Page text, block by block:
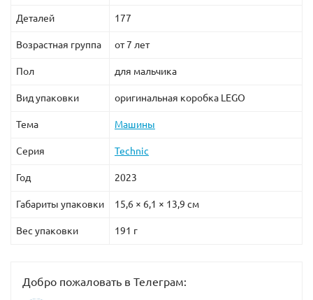
Деталей 177
Возрастная группа от 7 лет
Пол для мальчика
Вид упаковки оригинальная коробка LEGO
Тема Машины
Серия Technic
Год 2023
Габариты упаковки 15,6 × 6,1 × 13,9 см
Вес упаковки 191 г
Добро пожаловать в Телеграм: